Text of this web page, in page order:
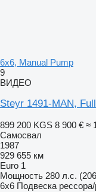
6x6, Manual Pump
9
ВИДЕО
Steyr 1491-MAN,
899 200 KGS 8 900 € ≈
Самосвал
1987
929 655 км
Euro 1
Мощность 280 л.с.
6x6 Подвеска